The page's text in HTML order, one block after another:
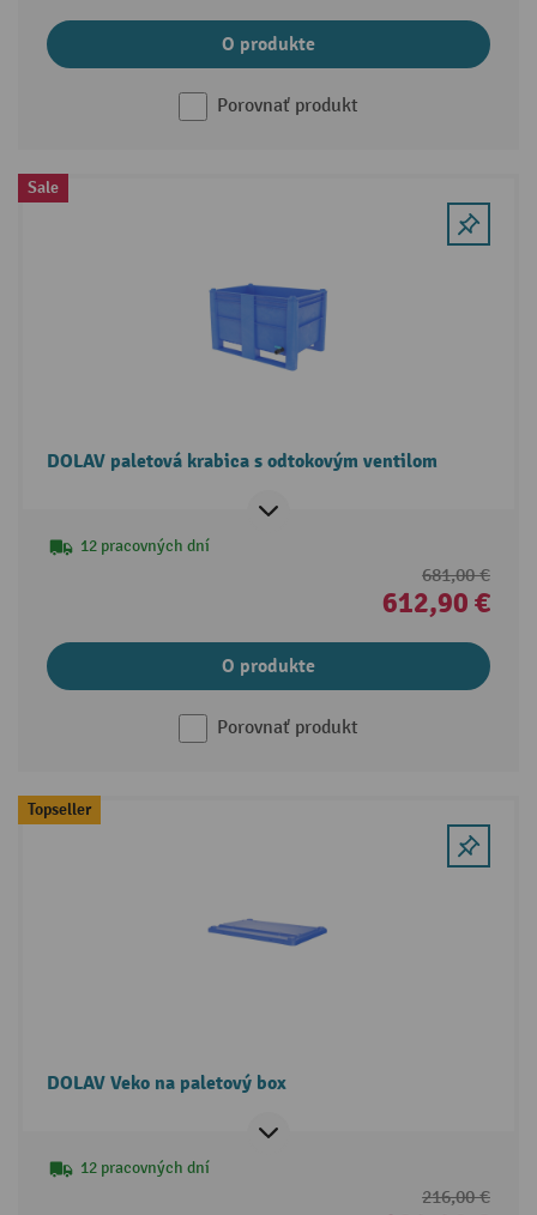
O produkte
Porovnať produkt
Sale
DOLAV paletová krabica s odtokovým ventilom
12 pracovných dní
681,00 €
612,90 €
O produkte
Porovnať produkt
Topseller
DOLAV Veko na paletový box
12 pracovných dní
216,00 €